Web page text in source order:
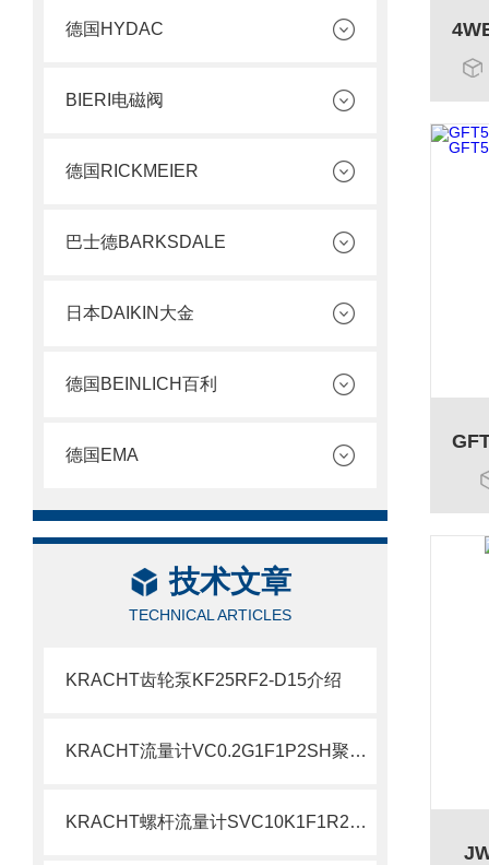
德国HYDAC
BIERI电磁阀
德国RICKMEIER
巴士德BARKSDALE
日本DAIKIN大金
德国BEINLICH百利
德国EMA
技术文章
TECHNICAL ARTICLES
KRACHT齿轮泵KF25RF2-D15介绍
KRACHT流量计VC0.2G1F1P2SH聚氨酯常用
KRACHT螺杆流量计SVC10K1F1R2SH现货介绍